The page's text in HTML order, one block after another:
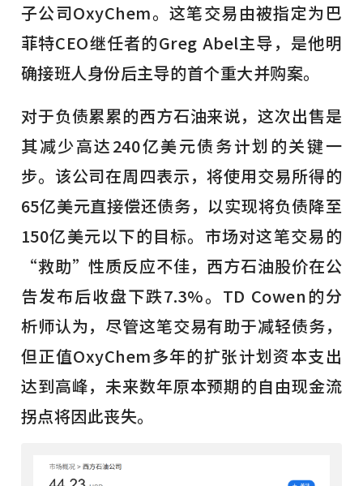
子公司OxyChem。这笔交易由被指定为巴
菲特CEO继任者的Greg Abel主导，是他明
确接班人身份后主导的首个重大并购案。
对于负债累累的西方石油来说，这次出售是
其减少高达240亿美元债务计划的关键一
步。该公司在周四表示，将使用交易所得的
65亿美元直接偿还债务，以实现将负债降至
150亿美元以下的目标。市场对这笔交易的
“救助”性质反应不佳，西方石油股价在公
告发布后收盘下跌7.3%。TD Cowen的分
析师认为，尽管这笔交易有助于减轻债务，
但正值OxyChem多年的扩张计划资本支出
达到高峰，未来数年原本预期的自由现金流
拐点将因此丧失。